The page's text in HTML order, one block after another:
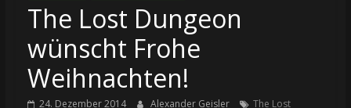
The Lost Dungeon
wünscht Frohe
Weihnachten!
24. Dezember 2014 Alexander Geisler
The Lost